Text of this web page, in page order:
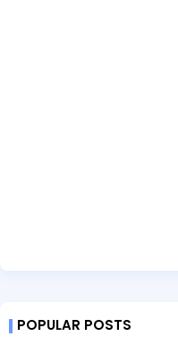
POPULAR POSTS